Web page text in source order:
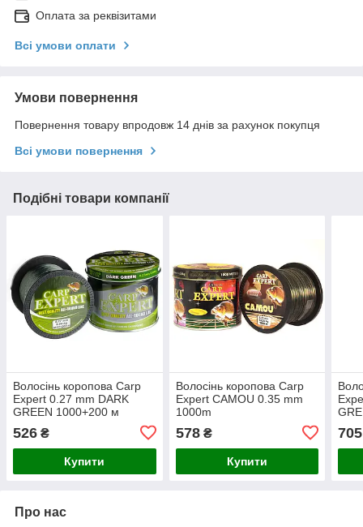
Оплата за реквізитами
Всі умови оплати
Умови повернення
Повернення товару впродовж 14 днів за рахунок покупця
Всі умови повернення
Подібні товари компанії
Волосінь коропова Carp
Expert 0.27 mm DARK
GREEN 1000+200 м
526 ₴
Купити
Волосінь коропова Carp
Expert CAMOU 0.35 mm
1000m
578₴
Купити
705
Про нас